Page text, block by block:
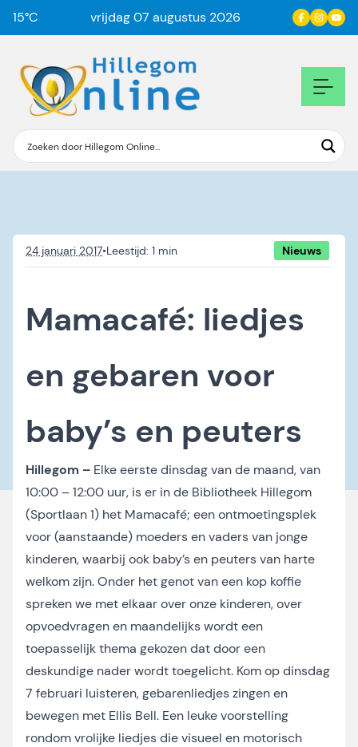
15°C vrijdag 07 augustus 2026
24 januari 2017• Nieuws
Mamacafé: liedjes
en gebaren voor
baby’s en peuters
Hillegom – Elke eerste dinsdag van de maand, van
10:00 – 12:00 uur, is er in de Bibliotheek Hillegom
(Sportlaan 1) het Mamacafé; een ontmoetingsplek
voor (aanstaande) moeders en vaders van jonge
kinderen, waarbij ook baby’s en peuters van harte
welkom zijn. Onder het genot van een kop koffie
spreken we met elkaar over onze kinderen, over
opvoedvragen en maandelijks wordt een
toepasselijk thema gekozen dat door een
deskundige nader wordt toegelicht. Kom op dinsdag
7 februari luisteren, gebarenliedjes zingen en
bewegen met Ellis Bell. Een leuke voorstelling
rondom vrolijke liedjes die visueel en motorisch